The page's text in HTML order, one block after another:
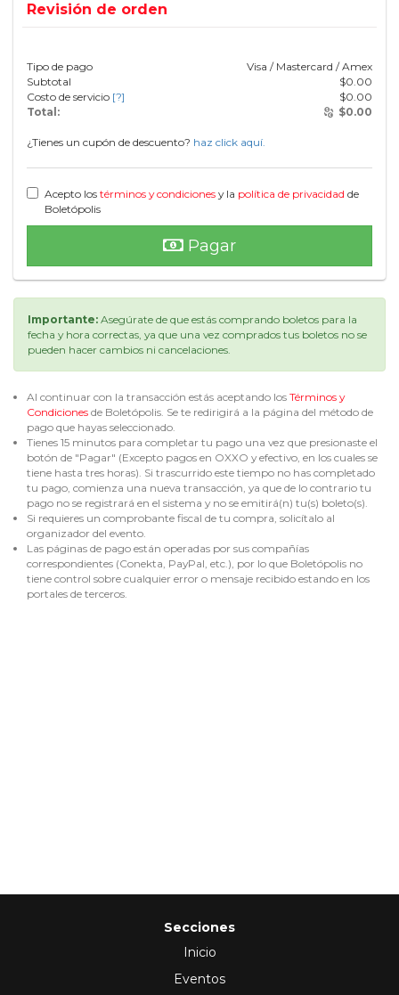
Revisión de orden
Tipo de pago
Visa / Mastercard / Amex
Subtotal
$0.00
Costo de servicio [?] $0.00
Total:
$0.00
¿Tienes un cupón de descuento? haz click aquí.
Acepto los términos y condiciones y la política de privacidad de
Boletópolis
Pagar
Importante: Asegúrate de que estás comprando boletos para la
fecha y hora correctas, ya que una vez comprados tus boletos no se
pueden hacer cambios ni cancelaciones.
Al continuar con la transacción estás aceptando los Términos y
Condiciones de Boletópolis. Se te redirigirá a la página del método de
pago que hayas seleccionado.
Tienes 15 minutos para completar tu pago una vez que presionaste el
botón de "Pagar" (Excepto pagos en OXXO y efectivo, en los cuales se
tiene hasta tres horas). Si trascurrido este tiempo no has completado
tu pago, comienza una nueva transacción, ya que de lo contrario tu
pago no se registrará en el sistema y no se emitirá(n) tu(s) boleto(s).
Si requieres un comprobante fiscal de tu compra, solicítalo al
organizador del evento.
Las páginas de pago están operadas por sus compañías
correspondientes (Conekta, PayPal, etc.), por lo que Boletópolis no
tiene control sobre cualquier error o mensaje recibido estando en los
portales de terceros.
Secciones
Inicio
Eventos